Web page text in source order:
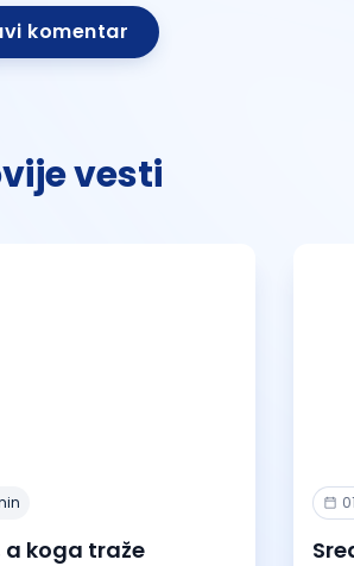
komentar
vesti
koga traže